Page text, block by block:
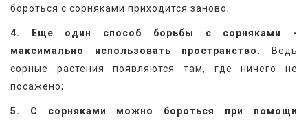
бороться с сорняками приходится заново;
4. Еще один способ борьбы с сорняками -
максимально использовать пространство.
Ведь
сорные растения появляются там, где ничего не
посажено;
5. С сорняками можно бороться при помощи